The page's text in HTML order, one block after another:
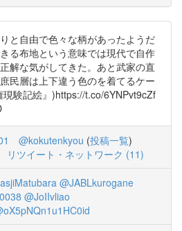
と自由で色々な柄があったようだ
る布地という意味では現代で自作
解な気がしてきた。あと武家の直
民層は上下違う色のを着てるケー
験記絵』)https://t.co/6YNPvt9cZf
@kokutenkyou (投稿一覧)
リツイート・ネットワーク (11)
@JABLkurogane
@JoIIvliao